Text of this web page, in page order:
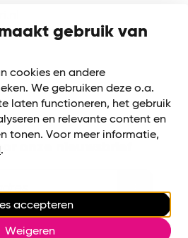
gebruik van
cookies en andere
We gebruiken deze o.a.
laten functioneren, het gebruik
en relevante content en
tonen. Voor meer informatie,
.
accepteren
Weigeren
onze nieuwsbrief
Privacy voorwaarden